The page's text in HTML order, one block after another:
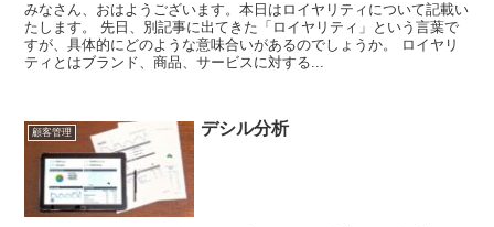
みなさん、おはようございます。本日はロイヤリティについて記載い
たします。 先日、別記事に出てきた「ロイヤリティ」という言葉で
すが、具体的にどのような意味合いがあるのでしょうか。 ロイヤリ
ティとはブランド、商品、サービスに対する...
顧客管理 デシル分析